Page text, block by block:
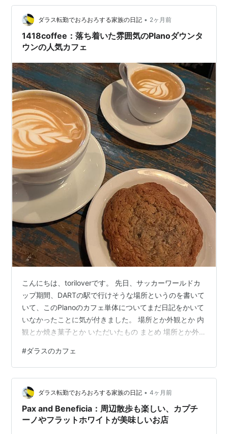
るという情報が流れて来ました。 提供される場所は以下
のラスコリナス店の…
ダラス転勤でおろおろする家族の日記 • 2ヶ月前
1418coffee：落ち着いた雰囲気のPlanoダウンタ
ウンの人気カフェ
こんにちは、toriloverです。 先日、サッカーワールドカ
ップ期間、DARTの駅で行けそうな場所というのを書いて
いて、このPlanoのカフェ単体についてまだ日記をかいて
いなかったことに気が付きました。 場所とか外観とか 内
観とか焼き菓子とか いただいたもの まとめ 場所とか外
Planoダウンタウン的なところにあります。 私はEBESU
の予約時間待ちの間に周りを歩いていてこのお店を見つ
けました。 まだまだコロナ禍中の、クリスマス後くらい
の頃だったと思います。 公式サイトによるとPlanoだけ
でなくProsperにもあるみたいで、今年の夏…
#ダラスのカフェ
ダラス転勤でおろおろする家族の日記 • 4ヶ月前
Pax and Beneficia：周辺散歩も楽しい、カプチ
ーノやフラットホワイトが美味しいお店